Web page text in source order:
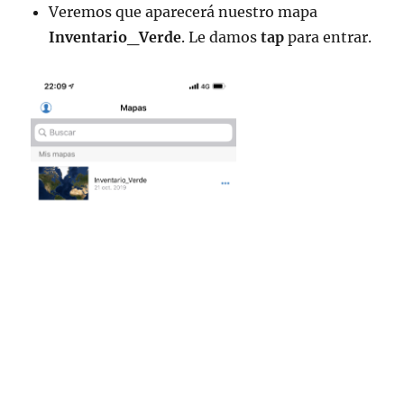
Veremos que aparecerá nuestro mapa
Inventario_Verde. Le damostap para entrar.